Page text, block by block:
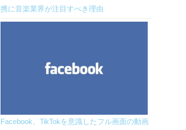
携に音楽業界が注目すべき理由
Facebook、TikTokを意識したフル画面の動画